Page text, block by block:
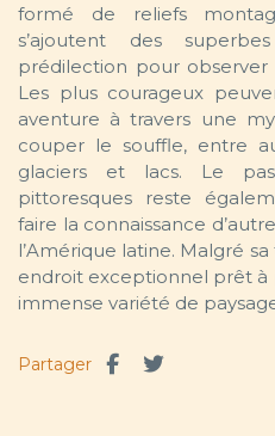
formé de reliefs
s’ajoutent des
prédilection pour observer
Les plus courageux
aventure à travers une
couper le souffle, entre
glaciers et lacs. Le
pittoresques reste
faire la connaissance
l’Amérique latine. Malgré
endroit exceptionnel prêt à
immense variété de
Partager